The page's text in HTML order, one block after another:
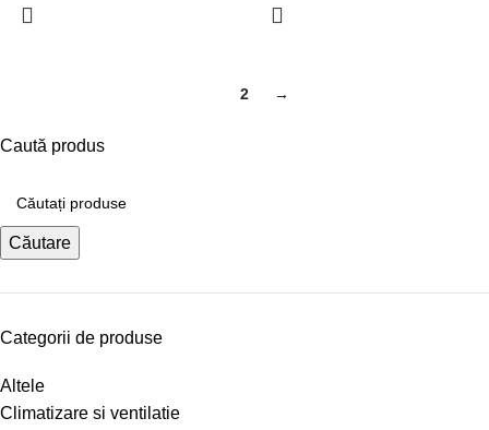
2 →
Caută produs
Căutare
Categorii de produse
Altele
Climatizare si ventilatie